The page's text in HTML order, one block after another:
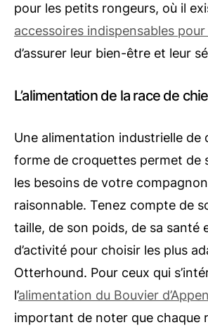
pour les petits rongeurs, où il
accessoires indispensables
d’assurer leur bien-être et leur
L’alimentation de la race de
Une alimentation industrielle de
forme de croquettes permet de
les besoins de votre
raisonnable. Tenez compte de
taille, de son poids, de sa santé
d’activité pour choisir les plus
Otterhound. Pour ceux qui
l’alimentation du Bouvier
important de noter que chaque